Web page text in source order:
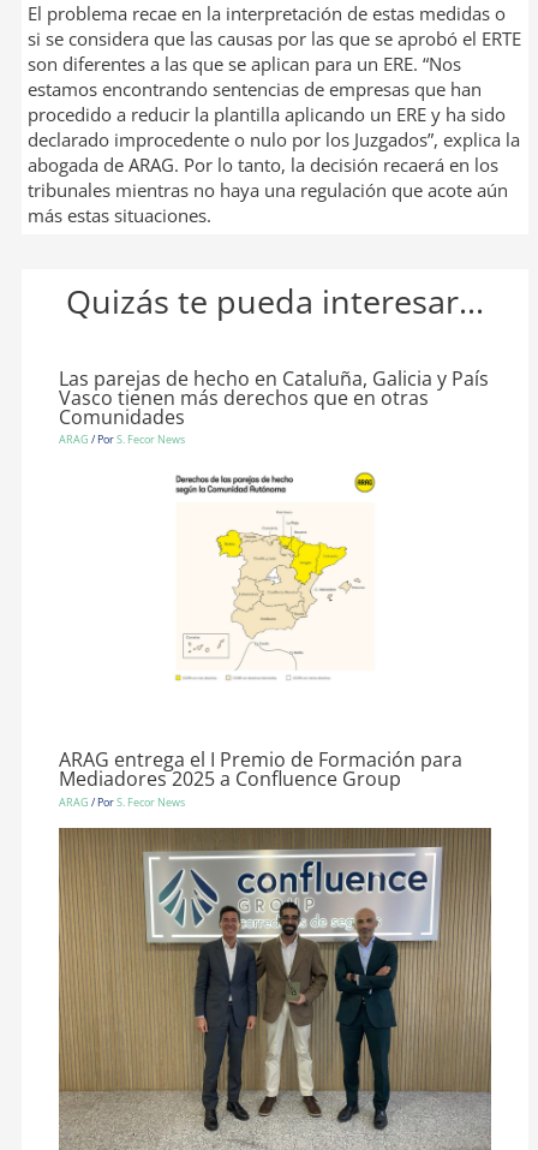
El problema recae en la interpretación de estas medidas o
si se considera que las causas por las que se aprobó el ERTE
son diferentes a las que se aplican para un ERE. “Nos
estamos encontrando sentencias de empresas que han
procedido a reducir la plantilla aplicando un ERE y ha sido
declarado improcedente o nulo por los Juzgados”, explica la
abogada de ARAG. Por lo tanto, la decisión recaerá en los
tribunales mientras no haya una regulación que acote aún
más estas situaciones.
Quizás te pueda interesar...
Las parejas de hecho en Cataluña, Galicia y País
Vasco tienen más derechos que en otras
Comunidades
ARAG / PorS. Fecor News
ARAG entrega el I Premio de Formación para
Mediadores 2025 a Confluence Group
ARAG / PorS. Fecor News